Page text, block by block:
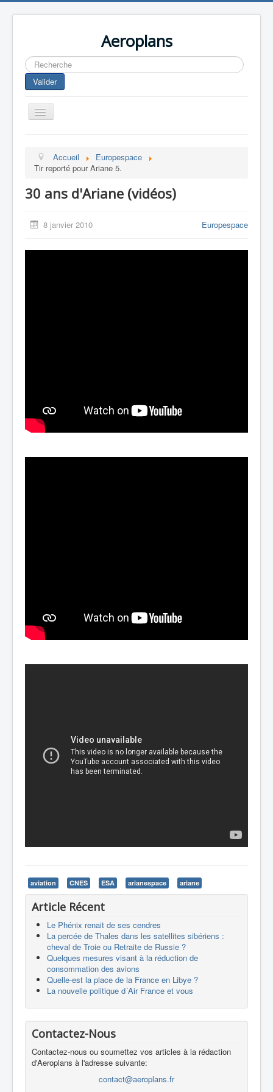
Aeroplans
Rechercher
Valider
Toggle
Navigation
Aviation Commerciale
Europespace
Accueil
Europespace
Tir reporté pour Ariane 5.
30 ans d'Ariane (vidéos)
8 janvier 2010 Europespace
aviation CNES ESA arianespace ariane
Article Récent
Le Phénix renait de ses cendres
La percée de Thales dans les satellites sibériens :
cheval de Troie ou Retraite de Russie ?
Quelques mesures visant à la réduction de
consommation des avions
Quelle-est la place de la France en Libye ?
La nouvelle politique d´Air France et vous
Contactez-Nous
Contactez-nous ou soumettez vos articles à la rédaction
d'Aeroplans à l'adresse suivante:
contact@aeroplans.fr